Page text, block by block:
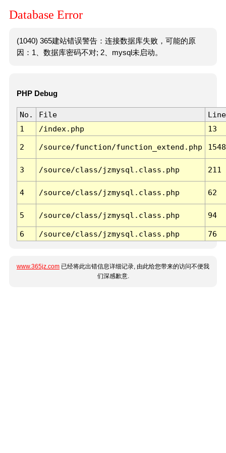
Database Error
(1040) 365建站错误警告：连接数据库失败，可能的原
因：1、数据库密码不对; 2、mysql未启动。
PHP Debug
No. File
Line
1
/index.php 13
2 /source/function/function_extend.php 1548
3 /source/class/jzmysql.class.php 211
4 /source/class/jzmysql.class.php 62
5 /source/class/jzmysql.class.php 94
6 /source/class/jzmysql.class.php 76
www.365jz.com 已经将此出错信息详细记录, 由此给您带来的访问不便我
们深感歉意.